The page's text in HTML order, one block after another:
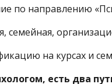
по направлению
на курсах и
есть два